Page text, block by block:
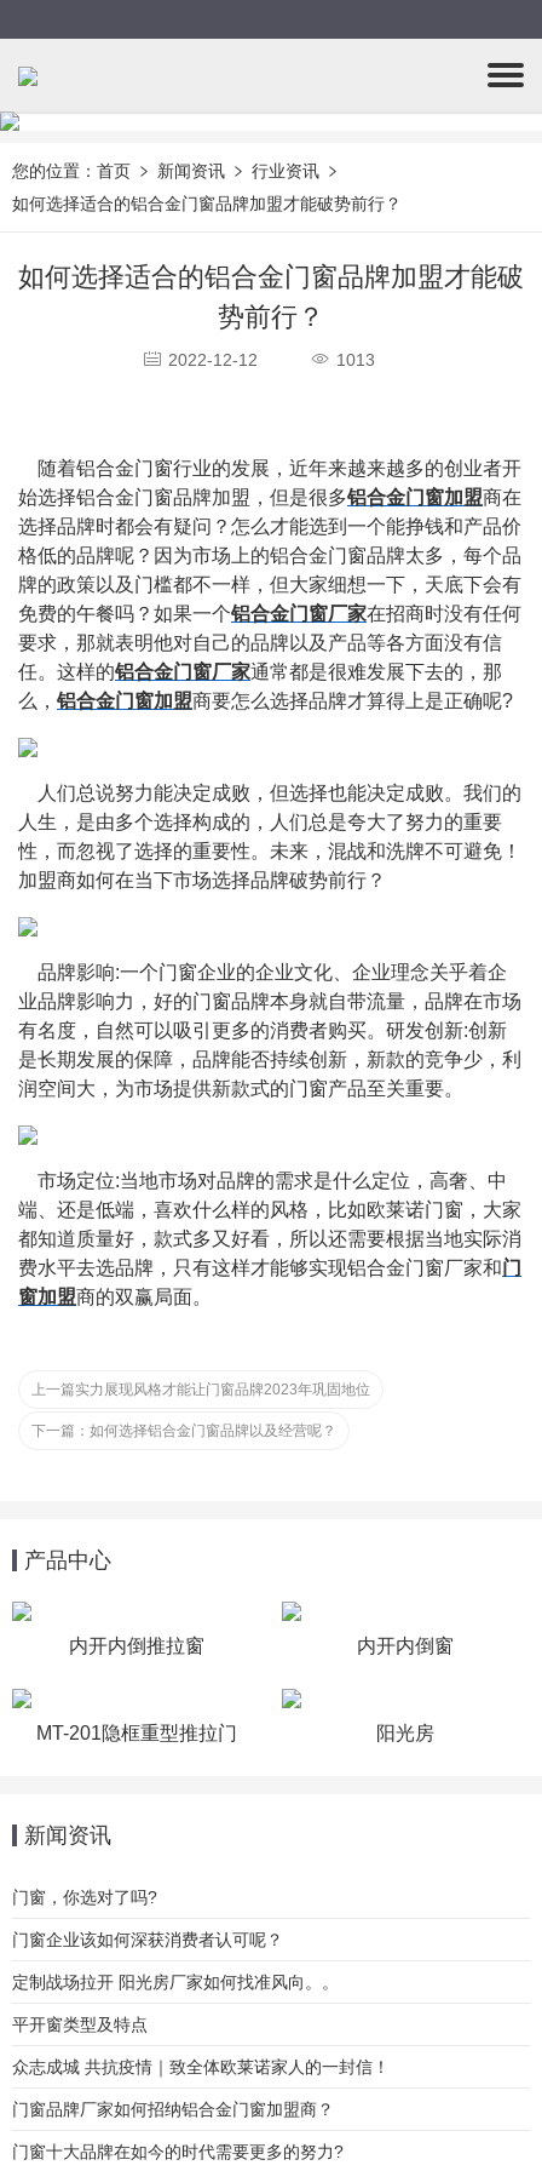
您的位置： 首页 新闻资讯
行业资讯
如何选择适合的铝合金门窗品牌加盟才能破势前行？
如何选择适合的铝合金门窗品牌加盟才能破
势前行？
2022-12-12 1013
随着铝合金门窗行业的发展，近年来越来越多的创业者开
始选择铝合金门窗品牌加盟，但是很多铝合金门窗加盟商在
选择品牌时都会有疑问？怎么才能选到一个能挣钱和产品价
格低的品牌呢？因为市场上的铝合金门窗品牌太多，每个品
牌的政策以及门槛都不一样，但大家细想一下，天底下会有
免费的午餐吗？如果一个铝合金门窗厂家在招商时没有任何
要求，那就表明他对自己的品牌以及产品等各方面没有信
任。这样的铝合金门窗厂家通常都是很难发展下去的，那
么， 铝合金门窗加盟商要怎么选择品牌才算得上是正确呢?
人们总说努力能决定成败，但选择也能决定成败。我们的
人生，是由多个选择构成的，人们总是夸大了努力的重要
性，而忽视了选择的重要性。未来，混战和洗牌不可避免！
加盟商如何在当下市场选择品牌破势前行？
品牌影响:一个门窗企业的企业文化、企业理念关乎着企
业品牌影响力，好的门窗品牌本身就自带流量，品牌在市场
有名度，自然可以吸引更多的消费者购买。研发创新:创新
是长期发展的保障，品牌能否持续创新，新款的竞争少，利
润空间大，为市场提供新款式的门窗产品至关重要。
市场定位:当地市场对品牌的需求是什么定位，高奢、中
端、还是低端，喜欢什么样的风格，比如欧莱诺门窗，大家
都知道质量好，款式多又好看，所以还需要根据当地实际消
费水平去选品牌，只有这样才能够实现铝合金门窗厂家和门
窗加盟商的双赢局面。
上一篇实力展现风格才能让门窗品牌2023年巩固地位
下一篇： 如何选择铝合金门窗品牌以及经营呢？
产品中心
内开内倒推拉窗 内开内倒窗
MT-201隐框重型推拉门 阳光房
新闻资讯
门窗，你选对了吗?
门窗企业该如何深获消费者认可呢？
定制战场拉开 阳光房厂家如何找准风向。。
平开窗类型及特点
众志成城 共抗疫情｜致全体欧莱诺家人的一封信！
门窗品牌厂家如何招纳铝合金门窗加盟商？
门窗十大品牌在如今的时代需要更多的努力?